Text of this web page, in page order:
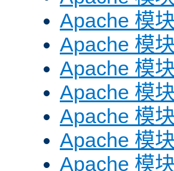
Apache 模
Apache 模
Apache 模
Apache 模
Apache 模
Apache 模
Apache 模